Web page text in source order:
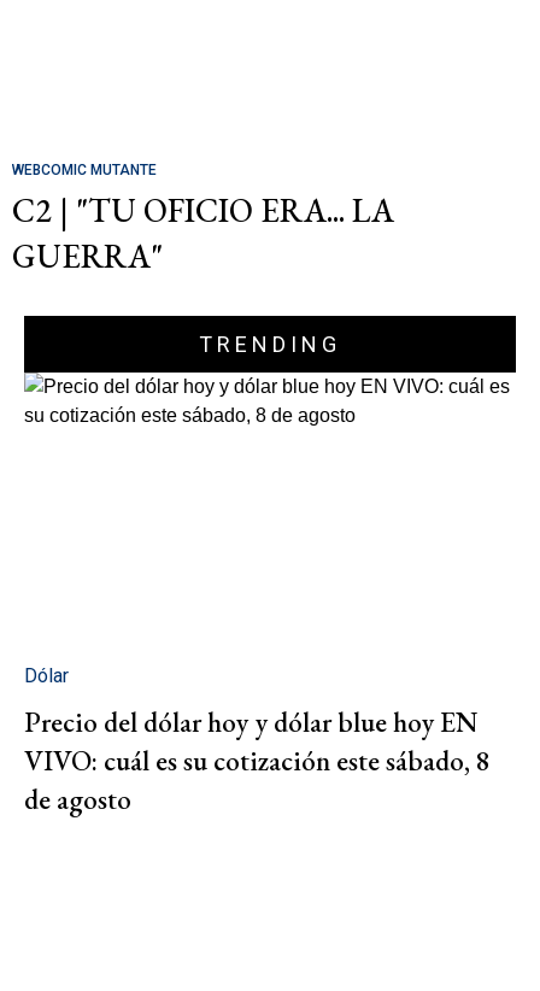
WEBCOMIC MUTANTE
C2 | "TU OFICIO ERA... LA
GUERRA"
TRENDING
Dólar
Precio del dólar hoy y dólar blue hoy EN
VIVO: cuál es su cotización este sábado, 8
de agosto